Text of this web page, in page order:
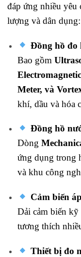
đáp ứng nhiều yêu
lượng và dân dụng:
Đồng hồ đo
Bao gồm
Meter, và
khí, dầu và hóa
Đồng hồ
Dòng
ứng dụng trong
và khu công
Cảm biến
Dải cảm biến kỹ
tương thích
Thiết bị đo